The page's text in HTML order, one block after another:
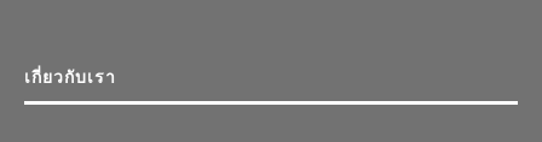
เกี่ยวกับเรา